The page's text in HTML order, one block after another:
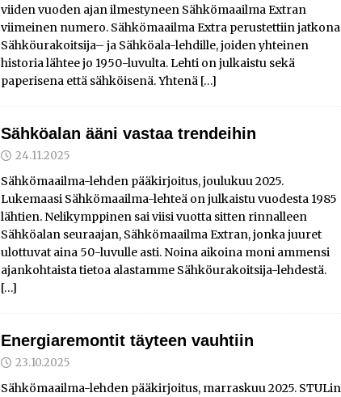
viiden vuoden ajan ilmestyneen Sähkömaailma Extran
viimeinen numero. Sähkömaailma Extra perustettiin jatkona
Sähköurakoitsija– ja Sähköala-lehdille, joiden yhteinen
historia lähtee jo 1950-luvulta. Lehti on julkaistu sekä
paperisena että sähköisenä. Yhtenä […]
Sähköalan ääni vastaa trendeihin
24.11.2025
Sähkömaailma-lehden pääkirjoitus, joulukuu 2025.
Lukemaasi Sähkömaailma-lehteä on julkaistu vuodesta 1985
lähtien. Nelikymppinen sai viisi vuotta sitten rinnalleen
Sähköalan seuraajan, Sähkömaailma Extran, jonka juuret
ulottuvat aina 50-luvulle asti. Noina aikoina moni ammensi
ajankohtaista tietoa alastamme Sähköurakoitsija-lehdestä.
[…]
Energiaremontit täyteen vauhtiin
23.10.2025
Sähkömaailma-lehden pääkirjoitus, marraskuu 2025. STULin